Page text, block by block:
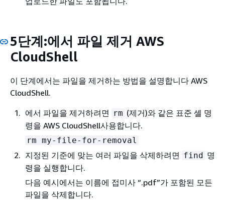
5단계:에서 파일 제거 AWS
CloudShell
이 단계에서는 파일을 제거하는 방법을 설명합니다 AWS
CloudShell.
에서 파일을 제거하려면 rm (제거)와 같은 표준 셸 명
령을 AWS CloudShell사용합니다.
rm my-file-for-removal
지정된 기준에 맞는 여러 파일을 삭제하려면 find 명
령을 실행합니다.
다음 예시에서는 이름에 접미사 “.pdf”가 포함된 모든
파일을 삭제합니다.